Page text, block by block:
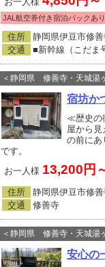
JAL航空券付き宿泊パックあり
住所
静岡県伊豆市修善
交通
■新幹線（こだま
＜静岡県 修善寺・天城湯
宿坊か
≪歴史の
屋から見
の前にあ
です。
お一人様 13,200円
住所
静岡県伊豆市修
交通
修善寺
＜静岡県 修善寺・天城湯
安心の